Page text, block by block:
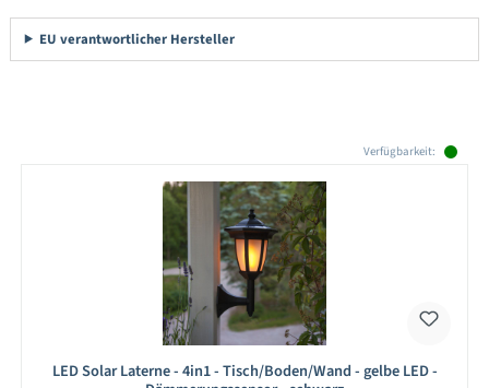
EU verantwortlicher Hersteller
Verfügbarkeit:
LED Solar Laterne - 4in1 - Tisch/Boden/Wand - gelbe LED -